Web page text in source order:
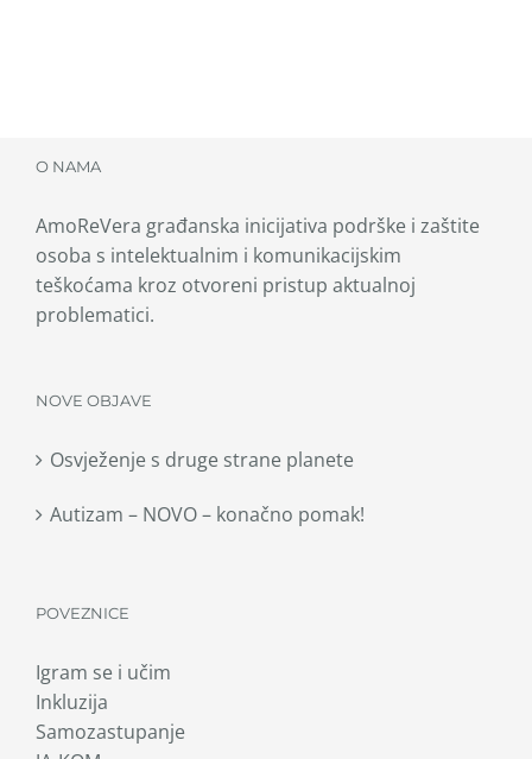
O NAMA
AmoReVera građanska inicijativa podrške i zaštite
osoba s intelektualnim i komunikacijskim
teškoćama kroz otvoreni pristup aktualnoj
problematici.
NOVE OBJAVE
Osvježenje s druge strane planete
Autizam – NOVO – konačno pomak!
POVEZNICE
Igram se i učim
Inkluzija
Samozastupanje